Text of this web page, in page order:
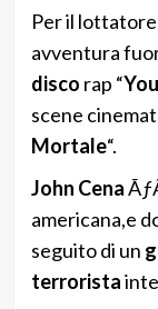
Per il lottatore
avventura
disco rap “
scene
Mortale“.
John Cena
americana,e
seguito di un
terrorista